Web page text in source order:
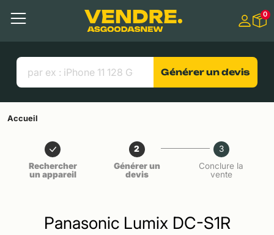
Contenu principal
Menu
Liens utiles
0
Générer un devis
Accueil
Rechercher
un appareil
2
Générer un
devis
3
Conclure la
vente
Panasonic Lumix DC-S1R